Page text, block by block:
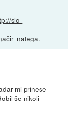
slo-
natega.
mi prinese
še nikoli